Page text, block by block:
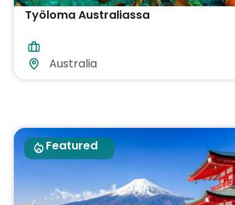
Työloma Australiassa
Australia
Featured